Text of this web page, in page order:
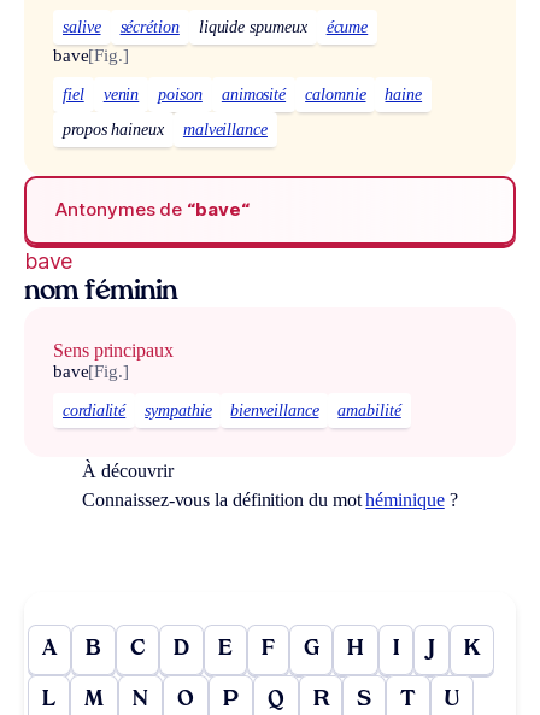
salive sécrétion liquide spumeux écume
bave[Fig.]
fiel venin poison animosité calomnie
haine
propos haineux
malveillance
Antonymes de “bave“
bave
nom féminin
Sens principaux
bave[Fig.]
cordialité sympathie bienveillance amabilité
À découvrir
Connaissez-vous la définition du mothéminique?
A B C D E F G H I J K
L M N O P Q R S T U